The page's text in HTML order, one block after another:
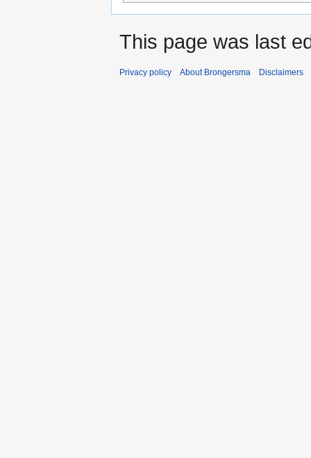
This page was last
Privacy policy About Brongersma Disclaimers